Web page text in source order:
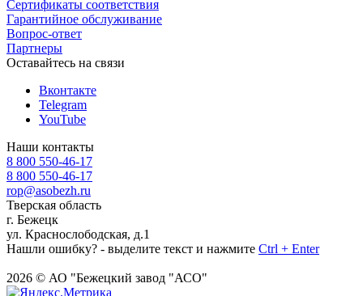
Сертификаты соответствия
Гарантийное обслуживание
Вопрос-ответ
Партнеры
Оставайтесь на связи
Вконтакте
Telegram
YouTube
Наши контакты
8 800 550-46-17
8 800 550-46-17
rop@asobezh.ru
Тверская область
г. Бежецк
ул. Краснослободская, д.1
Нашли ошибку? - выделите текст и нажмите Ctrl + Enter
2026 © АО "Бежецкий завод "АСО"